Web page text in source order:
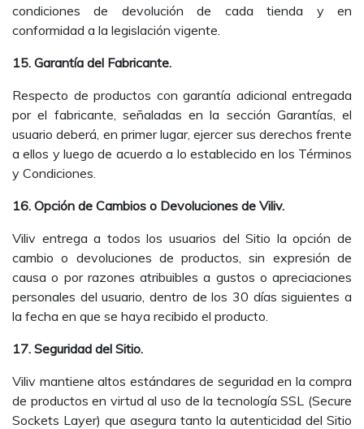
condiciones de devolución de cada tienda y en
conformidad a la legislación vigente.
15. Garantía del Fabricante.
Respecto de productos con garantía adicional entregada
por el fabricante, señaladas en la sección Garantías, el
usuario deberá, en primer lugar, ejercer sus derechos frente
a ellos y luego de acuerdo a lo establecido en los Términos
y Condiciones.
16. Opción de Cambios o Devoluciones de Viliv.
Viliv entrega a todos los usuarios del Sitio la opción de
cambio o devoluciones de productos, sin expresión de
causa o por razones atribuibles a gustos o apreciaciones
personales del usuario, dentro de los 30 días siguientes a
la fecha en que se haya recibido el producto.
17. Seguridad del Sitio.
Viliv mantiene altos estándares de seguridad en la compra
de productos en virtud al uso de la tecnología SSL (Secure
Sockets Layer) que asegura tanto la autenticidad del Sitio